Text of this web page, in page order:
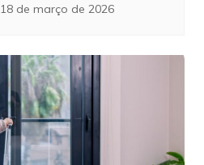
18 de março de 2026